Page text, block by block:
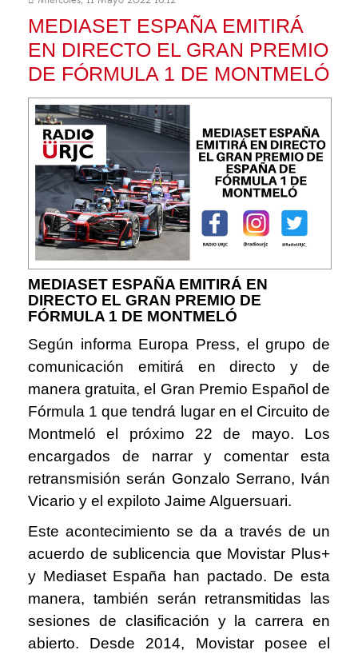
MEDIASET ESPAÑA EMITIRÁ
EN DIRECTO EL GRAN PREMIO
DE FÓRMULA 1 DE MONTMELÓ
MEDIASET ESPAÑA EMITIRÁ EN
DIRECTO EL GRAN PREMIO DE
FÓRMULA 1 DE MONTMELÓ
Según informa Europa Press, el grupo de
comunicación emitirá en directo y de
manera gratuita, el Gran Premio Español de
Fórmula 1 que tendrá lugar en el Circuito de
Montmeló el próximo 22 de mayo. Los
encargados de narrar y comentar esta
retransmisión serán Gonzalo Serrano, Iván
Vicario y el expiloto Jaime Alguersuari.
Este acontecimiento se da a través de un
acuerdo de sublicencia que Movistar Plus+
y Mediaset España han pactado. De esta
manera, también serán retransmitidas las
sesiones de clasificación y la carrera en
abierto. Desde 2014, Movistar posee el